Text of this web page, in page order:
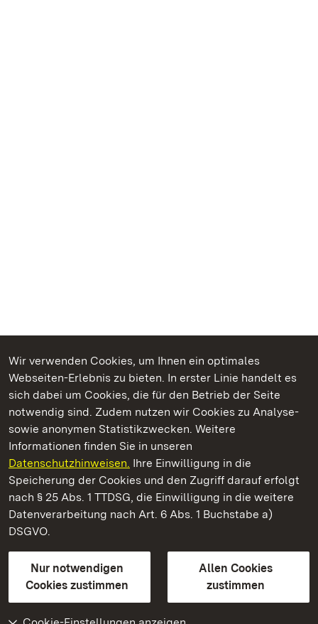
Wir verwenden Cookies, um Ihnen ein optimales
Webseiten-Erlebnis zu bieten. In erster Linie handelt es
sich dabei um Cookies, die für den Betrieb der Seite
notwendig sind. Zudem nutzen wir Cookies zu Analyse-
sowie anonymen Statistikzwecken. Weitere
Informationen finden Sie in unseren
Datenschutzhinweisen. Ihre Einwilligung in die
Speicherung der Cookies und den Zugriff darauf erfolgt
nach § 25 Abs. 1 TTDSG, die Einwilligung in die weitere
Datenverarbeitung nach Art. 6 Abs. 1 Buchstabe a)
DSGVO.
Nur notwendigen
Cookies zustimmen
Allen Cookies
zustimmen
Kommen. Staunen. Genießen.
Staatliche Schlösser und Gärten Baden‑Württemberg
Staatliche Schlösser und Gärten Baden-Württemberg
Kontakt
GebärdenspracheLeichte Sprache
Erklärung zur Barrierefreiheit
BITV-konform (geprüfte Seiten)